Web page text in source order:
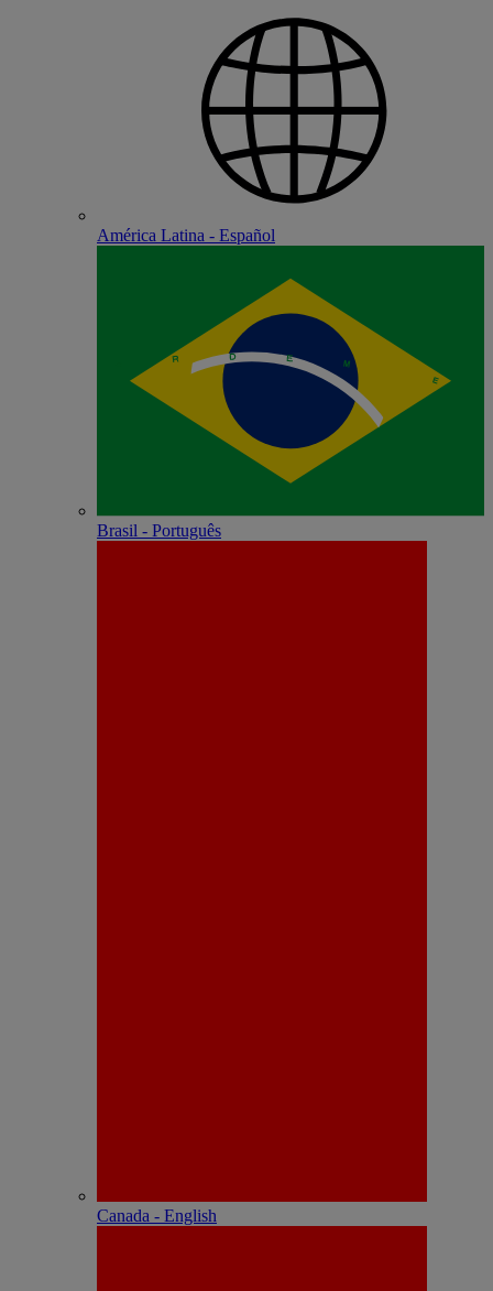
América Latina - Español
Brasil - Português
Canada - English